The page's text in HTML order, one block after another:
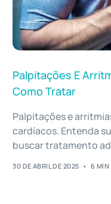
Palpitações E
Como Tratar
Palpitações e
cardíacos. Entenda
buscar tratamento
30 DE ABRIL DE 2025 6 MIN